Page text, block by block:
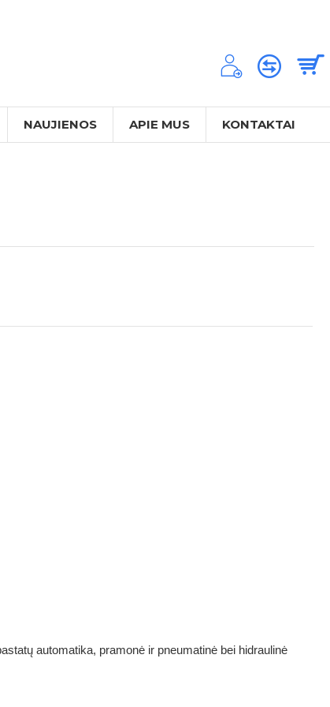
NAUJIENOS APIE MUS KONTAKTAI
automatika, pramonė ir pneumatinė bei hidraulinė